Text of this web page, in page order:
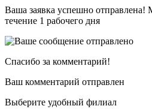
Ваша заявка успешно отправлена!
течение 1 рабочего дня
Спасибо за комментарий!
Ваш комментарий отправлен
Выберите удобный филиал